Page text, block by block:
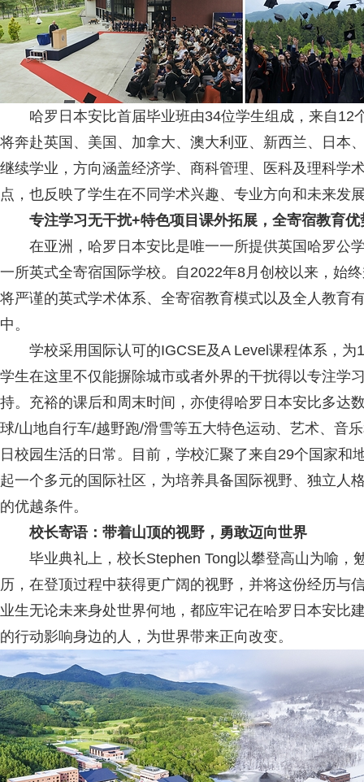
哈罗日本安比首届毕业班由34位学生组成，来自12
将奔赴英国、美国、加拿大、澳大利亚、新西兰、日本
继续学业，方向涵盖经济学、商科管理、医科及理科学
点，也反映了学生在不同学术兴趣、专业方向和未来发
专注学习无干扰+特色项目课外拓展，全寄宿教育优
在亚洲，哈罗日本安比是唯一一所提供英国哈罗公
一所英式全寄宿国际学校。自2022年8月创校以来，始
将严谨的英式学术体系、全寄宿教育模式以及全人教育
中。
学校采用国际认可的IGCSE及A Level课程体系，为
学生在这里不仅能摒除城市或者外界的干扰得以专注学
持。充裕的课后和周末时间，亦使得哈罗日本安比多
球/山地自行车/越野跑/滑雪等五大特色运动、艺术、音
日校园生活的日常。目前，学校汇聚了来自29个国家
起一个多元的国际社区，为培养具备国际视野、独立人
的优越条件。
校长寄语：带着山顶的视野，勇敢迈向世界
毕业典礼上，校长Stephen Tong以攀登高山为喻，
历，在登顶过程中获得更广阔的视野，并将这份经历与
业生无论未来身处世界何地，都应牢记在哈罗日本安比
的行动影响身边的人，为世界带来正向改变。